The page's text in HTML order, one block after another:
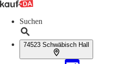
Suchen
74523 Schwäbisch Hall